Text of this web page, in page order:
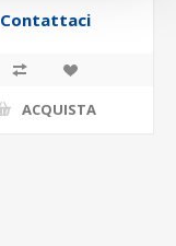
Contattaci
ACQUISTA